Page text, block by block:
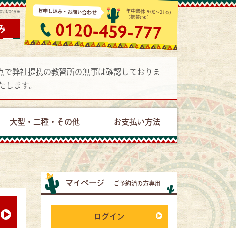
04/06 お申し込み・お問い合わせ 年中無休 9:00～21:00
（携帯OK）
0120-459-777
で弊社提携の教習所の無事は確認しておりま
ます。
大型・二種・その他 お支払い方法
マイページ ご予約済の方専用
ログイン